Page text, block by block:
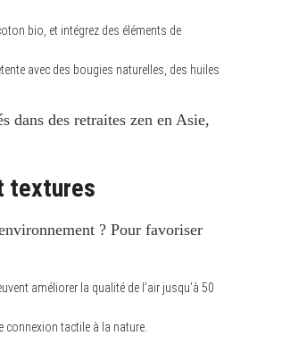
bio, et intégrez des éléments de
avec des bougies naturelles, des huiles
dans des retraites zen en Asie,
textures
? Pour favoriser
améliorer la qualité de l’air jusqu’à 50
connexion tactile à la nature.